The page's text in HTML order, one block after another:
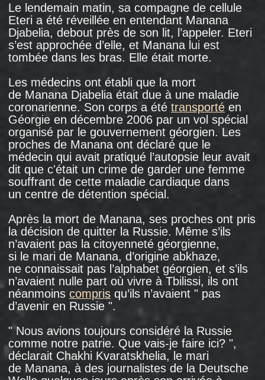
aujourd’hui, mais demain, ils ne seront plus là,
mais les gens sont toujours les mêmes. C’est
le Kremlin qui décide de tout, pas les gens ",
se rappelle-t-elle sa décision.
En arrivant dans la capitale russe, Lamara
Gegetchkori s’est installée dans ce foyer, où sa
des années 1990, les entreprises moscovites,
à la demande des autorités municipales,
avaient attribuédes chambres dans leurs
foyers aux victimes des conflits militaires.
Lamara a commencé à travailler au marché
Petrovsko-Razoumovski: " Je vendais des
plats que je préparais. Chez nous, presque
toutes les femmes [réfugiées] sont devenues
cuisinières. Mais il était impossible de trouver
un emploi dans un restaurant: pour cela,
il fallait un permis de séjour ".
Lamara n’a pas essayé d’obtenir la citoyenneté
russe: comme de nombreux réfugiés, elle
l’Abkhazie, et ne voulait pas, comme elle le dit
elle-même, " courir deux lièvres à la fois ". Au
début des années 1990, les réfugiés pouvaient
entrer librement en Russie: il existait un régime
d’exemption de visa entre les pays de la CEI
et les résidents géorgiens disposaient des
mêmes passeports soviétiques que les
Russes. Leur statut juridique n'était pas
différent de celui des travailleurs migrants des
autres anciennes républiques soviétiques.
En 1993, une loi " sur les réfugiés " a été
adoptée en Russie, qui permettait aux victimes
de guerre de demander un statut officiel, mais
très peu de personnes ont profité de ce droit,
indique unrapportdu Comité d’assistance
civique: premièrement, il était extrêmement
difficile d’obtenir ce statut, et deuxièmement,